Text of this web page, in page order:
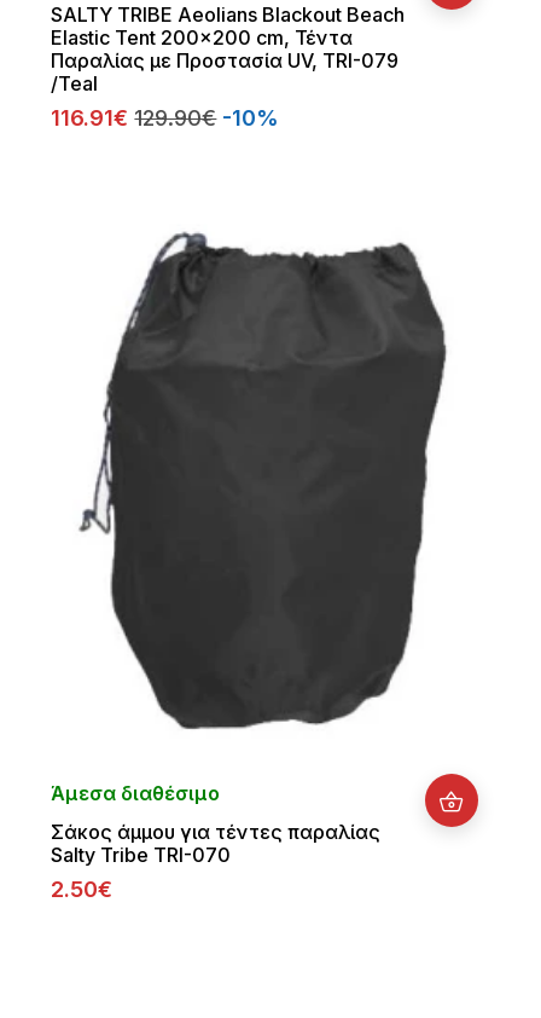
SALTY TRIBE Aeolians Blackout Beach
Elastic Tent 200x200 cm, Τέντα
Παραλίας με Προστασία UV, TRI-079
/Teal
116.91€ 129.90€ -10%
Άμεσα διαθέσιμο
Σάκος άμμου για τέντες παραλίας
Salty Tribe TRI-070
2.50€